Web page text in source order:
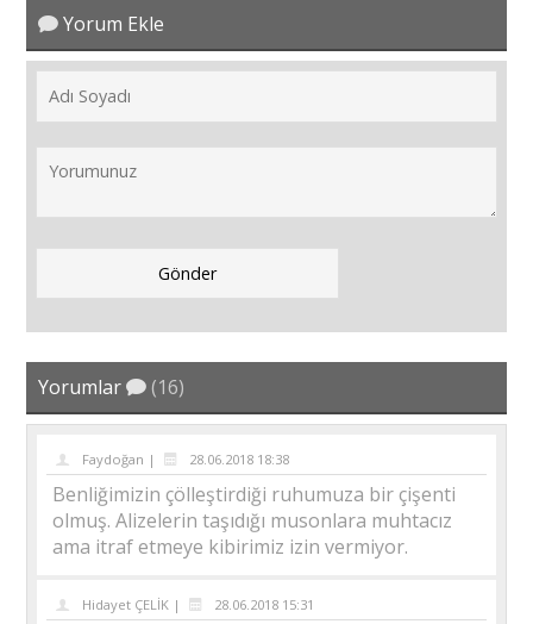
Yorum Ekle
Yorumlar (16)
Faydoğan | 28.06.2018 18:38
Benliğimizin çölleştirdiği ruhumuza bir çişenti
olmuş. Alizelerin taşıdığı musonlara muhtacız
ama itraf etmeye kibirimiz izin vermiyor.
Hidayet ÇELİK | 28.06.2018 15:31